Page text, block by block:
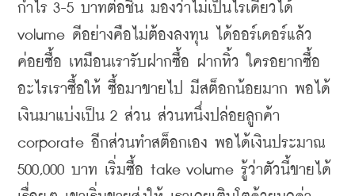
กำไร 3-5 บาทต่อชิ้น มองว่าไม่เป็นไรเดี๋ยวได้
volume ดีอย่างคือไม่ต้องลงทุน ได้ออร์เดอร์แล้ว
ค่อยซื้อ เหมือนเรารับฝากซื้อ ฝากหิ้ว ใครอยากซื้อ
อะไรเราซื้อให้ ซื้อมาขายไป มีสต็อกน้อยมาก พอได้
เงินมาแบ่งเป็น 2 ส่วน ส่วนหนึ่งปล่อยลูกค้า
corporate อีกส่วนทำสต็อกเอง พอได้เงินประมาณ
500,000 บาท เริ่มซื้อ take volume รู้ว่าตัวนี้ขายได้